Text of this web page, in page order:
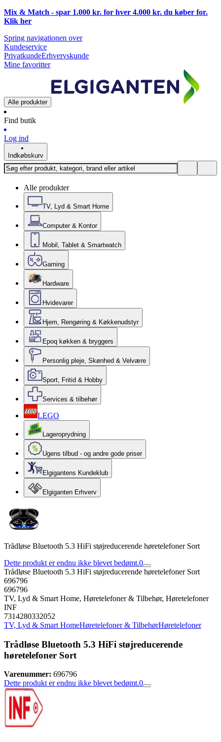
Mix & Match - spar 1.000 kr. for hver 4.000 kr. du køber for.
Klik her
Spring navigationen over
Kundeservice
PrivatkundeErhvervskunde
Mine favoritter
Alle produkter
Find butik
Log ind
Indkøbskurv
Alle produkter
TV, Lyd & Smart Home
Computer & Kontor
Mobil, Tablet & Smartwatch
Gaming
Hardware
Hvidevarer
Hjem, Rengøring & Køkkenudstyr
Epoq køkken & bryggers
Personlig pleje, Skønhed & Velvære
Sport, Fritid & Hobby
Services & tilbehør
LEGO
Lageroprydning
Ugens tilbud - og andre gode priser
Elgigantens Kundeklub
Elgiganten Erhverv
Trådløse Bluetooth 5.3 HiFi støjreducerende høretelefoner Sort
Dette produkt er endnu ikke blevet bedømt.0
Trådløse Bluetooth 5.3 HiFi støjreducerende høretelefoner Sort
696796
696796
TV, Lyd & Smart Home, Høretelefoner & Tilbehør, Høretelefoner
INF
7314280332052
TV, Lyd & Smart HomeHøretelefoner & TilbehørHøretelefoner
Trådløse Bluetooth 5.3 HiFi støjreducerende
høretelefoner Sort
Varenummer: 696796
Dette produkt er endnu ikke blevet bedømt.0